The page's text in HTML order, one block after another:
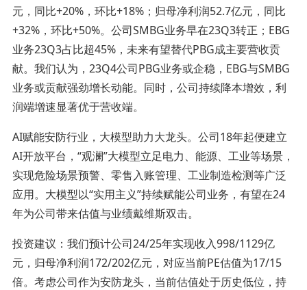
元，同比+20%，环比+18%；归母净利润52.7亿元，同比
+32%，环比+50%。公司SMBG业务早在23Q3转正；EBG
业务23Q3占比超45%，未来有望替代PBG成主要营收贡
献。我们认为，23Q4公司PBG业务或企稳，EBG与SMBG
业务或贡献强劲增长动能。同时，公司持续降本增效，利
润端增速显著优于营收端。
AI赋能安防行业，大模型助力大龙头。公司18年起便建立
AI开放平台，“观澜”大模型立足电力、能源、工业等场景，
实现危险场景预警、零售入账管理、工业制造检测等广泛
应用。大模型以“实用主义”持续赋能公司业务，有望在24
年为公司带来估值与业绩戴维斯双击。
投资建议：我们预计公司24/25年实现收入998/1129亿
元，归母净利润172/202亿元，对应当前PE估值为17/15
倍。考虑公司作为安防龙头，当前估值处于历史低位，持